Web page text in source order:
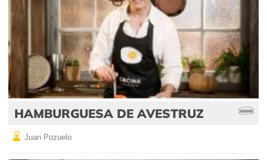
HAMBURGUESA DE AVESTRUZ
Juan Pozuelo